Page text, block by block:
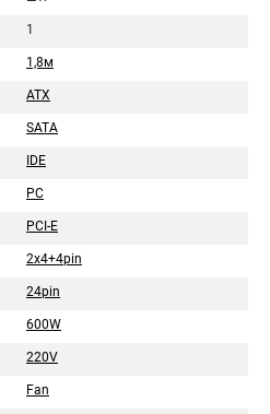
1
1,8м
ATX
SATA
IDE
PC
PCI-E
2x4+4pin
24pin
600W
220V
Fan